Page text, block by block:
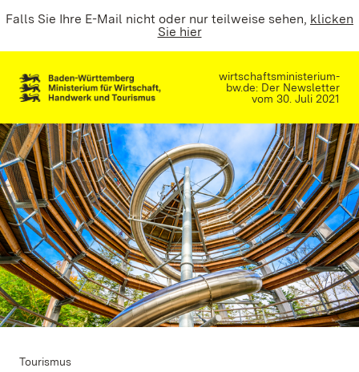
Falls Sie Ihre E-Mail nicht oder nur teilweise sehen, klicken
Sie hier
wirtschaftsministerium-
bw.de: Der Newsletter
vom 30. Juli 2021
Tourismus